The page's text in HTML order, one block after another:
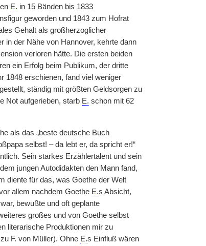
E. in 15 Bänden bis 1833
geworden und 1843 zum Hofrat
Gehalt als großherzoglicher
in der Nähe von Hannover, kehrte dann
verloren hätte. Die ersten beiden
ein Erfolg beim Publikum, der dritte
1848 erschienen, fand viel weniger
ständig mit größten Geldsorgen zu
Not aufgerieben, starb E. schon mit 62
als das „beste deutsche Buch
selbst! – da lebt er, da spricht er!“
Sein starkes Erzählertalent und sein
jungen Autodidakten den Mann fand,
diente für das, was Goethe der Welt
allem nachdem Goethe E.s Absicht,
bewußte und oft geplante
großes und von Goethe selbst
literarische Produktionen mir zu
F. von Müller). Ohne E.s Einfluß wären